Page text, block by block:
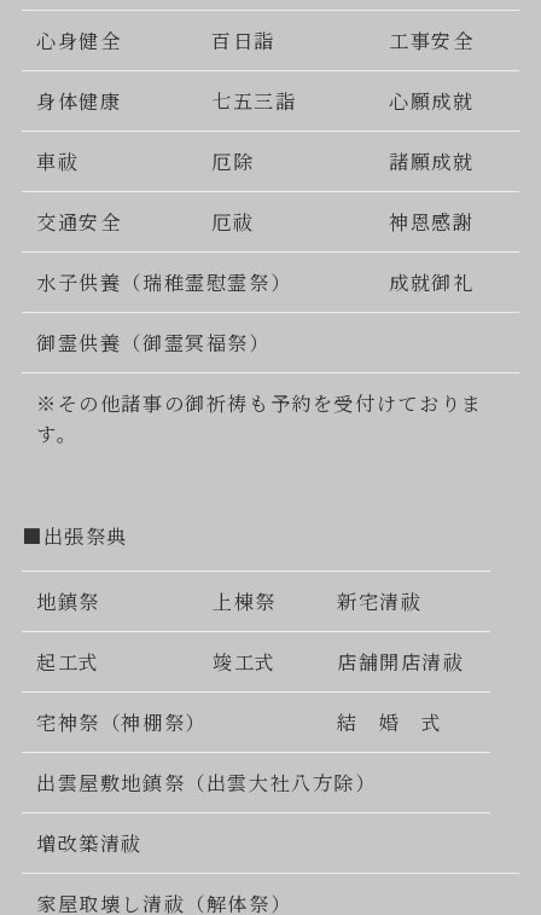
心身健全 百日詣 工事安全
身体健康 七五三詣 心願成就
車祓 厄除 諸願成就
交通安全 厄祓 神恩感謝
水子供養（瑞稚霊慰霊祭） 成就御礼
御霊供養（御霊冥福祭）
※その他諸事の御祈祷も予約を受付けておりま
す。
■出張祭典
地鎮祭 上棟祭 新宅清祓
起工式 竣工式 店舗開店清祓
宅神祭（神棚祭） 結 婚 式
出雲屋敷地鎮祭（出雲大社八方除）
増改築清祓
家屋取壊し清祓（解体祭）